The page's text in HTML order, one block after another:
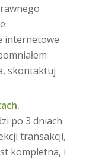
internetowe
skontaktuj
po 3 dniach.
transakcji,
kompletna, i